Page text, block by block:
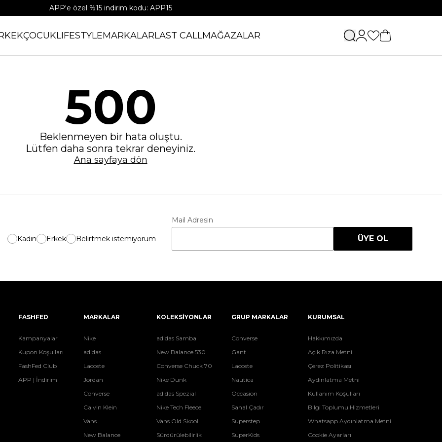
APP'e özel %15 indirim kodu: APP15
ÇOCUKLIFESTYLEMARKALARLAST CALLMAĞAZALAR
500
Beklenmeyen bir hata oluştu.
Lütfen daha sonra tekrar deneyiniz.
Ana sayfaya dön
Kadın Erkek Belirtmek istemiyorum
Mail Adresin
ÜYE OL
FASHFED
Kampanyalar
Kupon Koşulları
FashFed Club
APP | İndirim
MARKALAR
Nike
adidas
Lacoste
Jordan
Converse
Calvin Klein
Vans
New Balance
KOLEKSİYONLAR
adidas Samba
New Balance 530
Converse Chuck 70
Nike Dunk
adidas Spezial
Nike Tech Fleece
Vans Old Skool
Sürdürülebilirlik
GRUP MARKALAR
Converse
Gant
Lacoste
Nautica
Occasion
Sanal Çadır
Superstep
SuperKids
KURUMSAL
Hakkımızda
Açık Rıza Metni
Çerez Politikası
Aydınlatma Metni
Kullanım Koşulları
Bilgi Toplumu Hizmetleri
Whatsapp Aydınlatma Metni
Cookie Ayarları